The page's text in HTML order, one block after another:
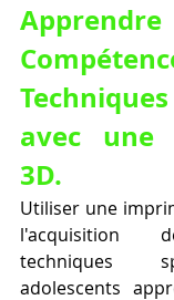
avec une
3D.
Utiliser une
l'acquisition
techniques
adolescents